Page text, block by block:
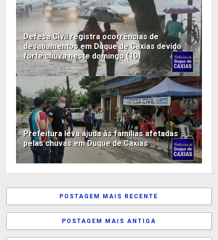
Defesa Civil registra ocorrências de
desabamentos em Duque de Caxias devido
forte chuva neste domingo (10)
Prefeitura leva ajuda às famílias afetadas
pelas chuvas em Duque de Caxias
POSTAGEM MAIS RECENTE
POSTAGEM MAIS ANTIGA